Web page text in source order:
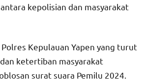
kepolisian dan masyarakat
Kepulauan Yapen yang turut
ketertiban masyarakat
surat suara Pemilu 2024.